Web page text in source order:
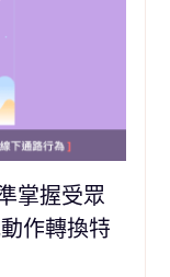
掌握受眾
作轉換特